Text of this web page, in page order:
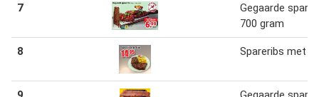
7
Gegaarde
700 gram
8 Spareribs met